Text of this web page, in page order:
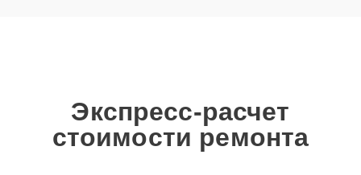
Экспресс-расчет
стоимости ремонта